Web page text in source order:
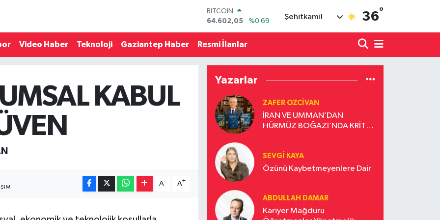
BITCOIN
64.602,05
%0.69
EURO
55,0700
%0.1
STERLİN
64,2438
%0.21
GRAM ALTIN
6513.94
%0.32
BİST100
13.768
%48
Şehitkamil 36°
Video Haber Teknoloji Gaziantep Haber Resmi İlanlar
KABUL
A- A+
Yazarlar
ZAFER OZCIVAN
İRAN VE UMMAN’DAN
HÜRMÜZ BOĞAZI’NDA KRİTİK
SEVGI KAYA
Özünü Kaybetmeyenlere Dair
ABDULLAH DAMAR
Kariyer Mağduru